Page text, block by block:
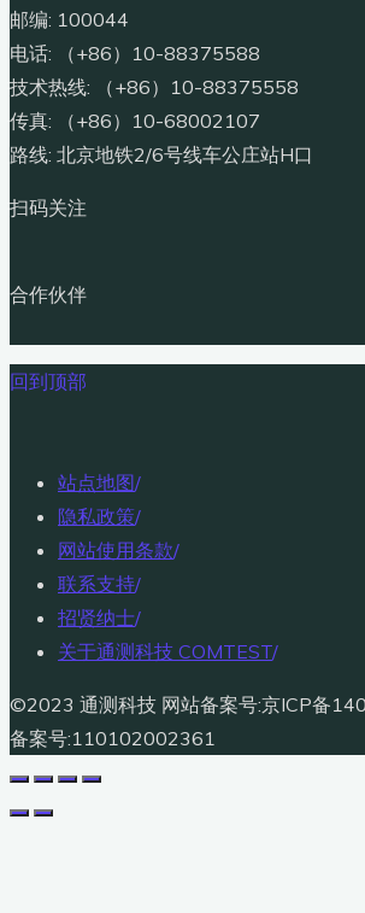
邮编: 100044
电话: （+86）10-88375588
技术热线: （+86）10-88375558
传真: （+86）10-68002107
路线: 北京地铁2/6号线车公庄站H口
扫码关注
合作伙伴
回到顶部
站点地图/
隐私政策/
网站使用条款/
联系支持/
招贤纳士/
关于通测科技 COMTEST/
©2023 通测科技 网站备案号:京ICP备
备案号:110102002361